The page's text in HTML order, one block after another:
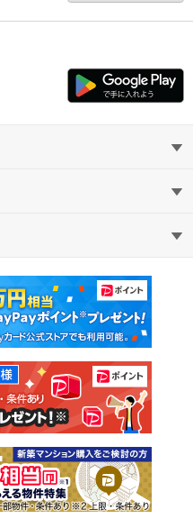
中古マンション
中古一戸建て
土地
教えて！住まいの先生